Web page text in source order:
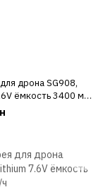
дрона SG908,
ёмкость 3400 мА/